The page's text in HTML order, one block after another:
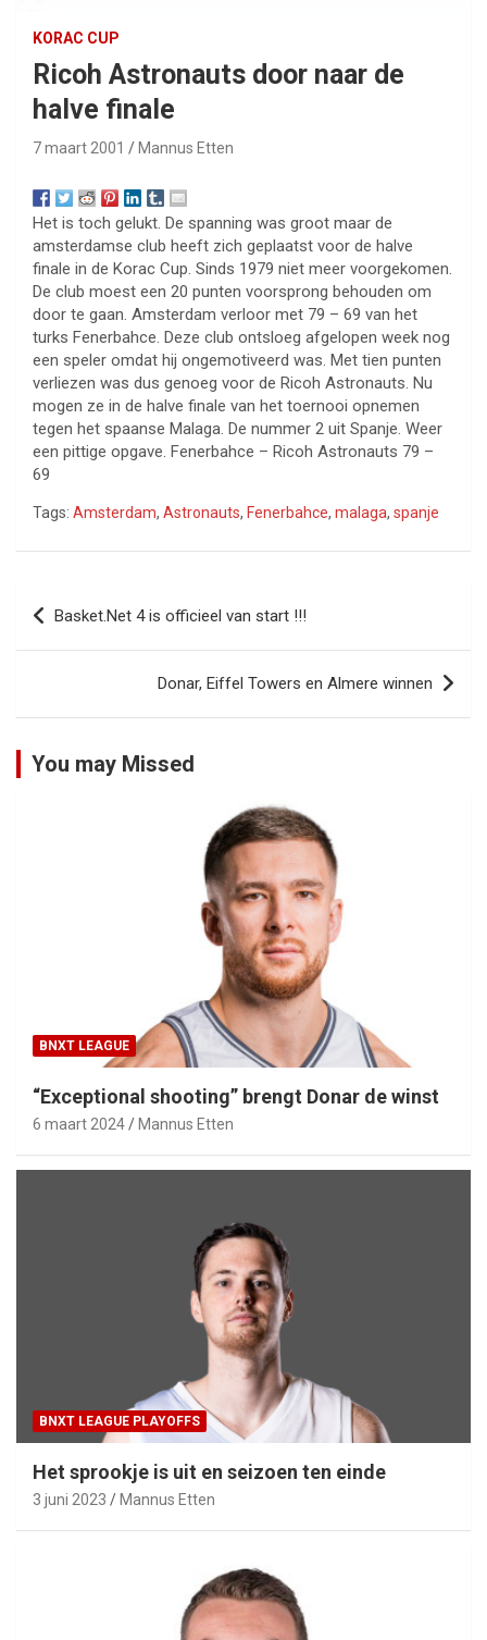
KORAC CUP
Ricoh Astronauts door naar de
halve finale
7 maart 2001 Mannus Etten
Het is toch gelukt. De spanning was groot maar de
amsterdamse club heeft zich geplaatst voor de halve
finale in de Korac Cup. Sinds 1979 niet meer voorgekomen.
De club moest een 20 punten voorsprong behouden om
door te gaan. Amsterdam verloor met 79 – 69 van het
turks Fenerbahce. Deze club ontsloeg afgelopen week nog
een speler omdat hij ongemotiveerd was. Met tien punten
verliezen was dus genoeg voor de Ricoh Astronauts. Nu
mogen ze in de halve finale van het toernooi opnemen
tegen het spaanse Malaga. De nummer 2 uit Spanje. Weer
een pittige opgave. Fenerbahce – Ricoh Astronauts 79 –
69
Tags: Amsterdam, Astronauts, Fenerbahce, malaga, spanje
Bericht
navigatie
Basket.Net 4 is officieel van start !!!
Donar, Eiffel Towers en Almere winnen
You may Missed
BNXT LEAGUE
“Exceptional shooting” brengt Donar de winst
6 maart 2024 Mannus Etten
BNXT LEAGUE PLAYOFFS
Het sprookje is uit en seizoen ten einde
3 juni 2023 Mannus Etten